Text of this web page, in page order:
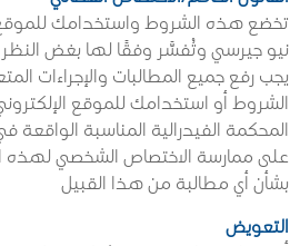
تخضع هذه الشروط واستخدامك للموقع
نيو جيرسي وتُفسَّر وفقًا لها بغض النظر
يجب رفع جميع المطالبات والإجراءات
الشروط أو استخدامك للموقع
المحكمة الفيدرالية المناسبة
على ممارسة الاختصاص الشخصي لهذه
بشأن أي مطالبة من هذا القبيل
التعويض